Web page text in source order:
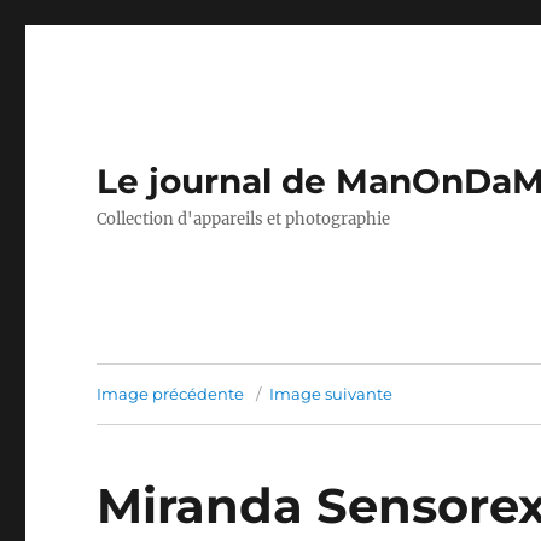
Le journal de
Collection d'appareils et photographie
Image précédente Image suivante
Miranda